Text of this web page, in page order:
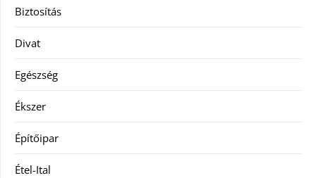
Biztosítás
Divat
Egészség
Ékszer
Építőipar
Étel-Ital